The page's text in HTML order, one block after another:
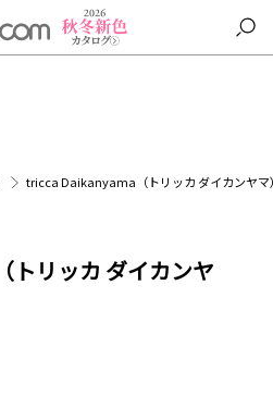
tricca Daikanyama（トリッカ ダイカンヤ
リッカ ダイカンヤ